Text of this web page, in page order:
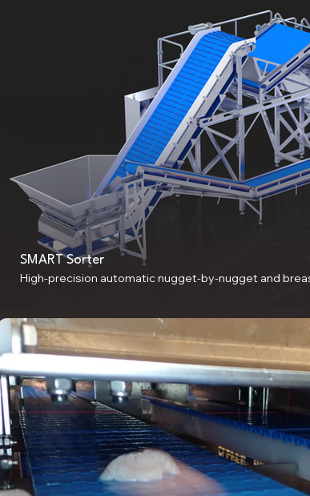
SMART Sorter
High-precision automatic nugget-by-nugget and